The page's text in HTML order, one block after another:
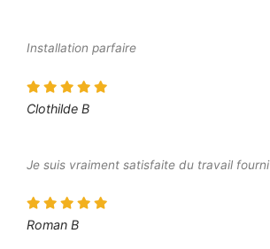
Installation parfaire
Clothilde B
Je suis vraiment satisfaite du travail fourni
Roman B